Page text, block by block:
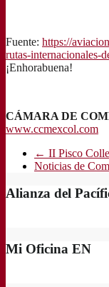
Fuente: https://
rutas-internacionales-
¡Enhorabuena!
CÁMARA DE
www.ccmexcol.com
← II Pisco
Noticias de
Alianza del
Mi Oficina EN